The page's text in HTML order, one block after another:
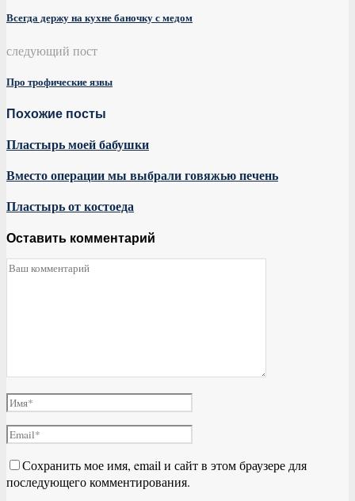
Всегда держу на кухне баночку с медом
следующий пост
Про трофические язвы
Похожие посты
Пластырь моей бабушки
Вместо операции мы выбрали говяжью печень
Пластырь от костоеда
Оставить комментарий
Сохранить мое имя, email и сайт в этом браузере для
последующего комментирования.